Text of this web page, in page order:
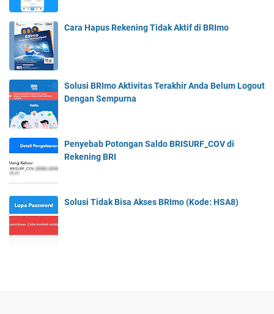
Cara Hapus Rekening Tidak Aktif di BRImo
Solusi BRImo Aktivitas Terakhir Anda Belum Logout
Dengan Sempurna
Penyebab Potongan Saldo BRISURF_COV di
Rekening BRI
Solusi Tidak Bisa Akses BRImo (Kode: HSA8)